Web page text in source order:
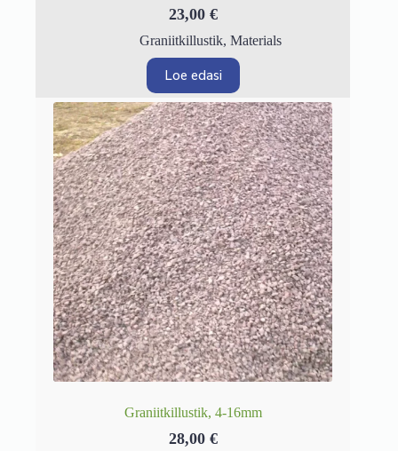
23,00 €
Graniitkillustik,Materials
Loe edasi
Graniitkillustik, 4-16mm
28,00 €